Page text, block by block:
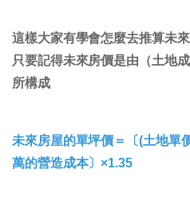
這樣大家有學會怎麼去推算未
只要記得未來房價是由（土地
所構成
未來房屋的單坪價＝〔(土地單
萬的營造成本〕×1.35